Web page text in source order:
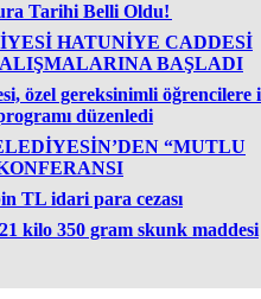
Tarihi Belli Oldu!
HATUNİYE CADDESİ
BAŞLADI
özel gereksinimli öğrencilere
düzenledi
“MUTLU
TL idari para cezası
kilo 350 gram skunk maddesi